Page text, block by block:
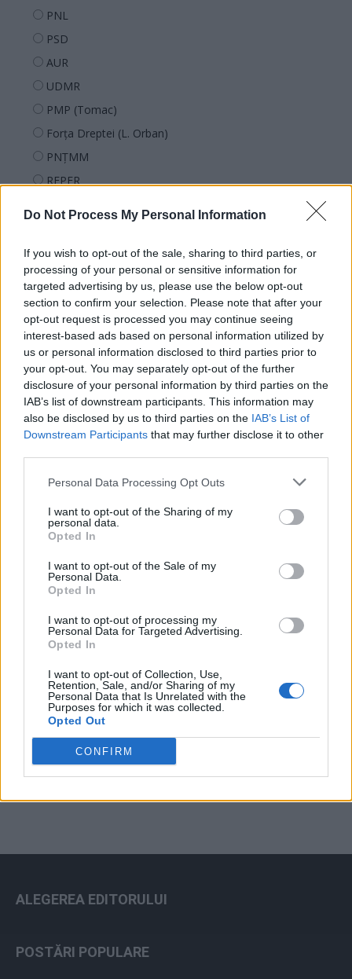
Do Not Process My Personal Information
If you wish to opt-out of the sale, sharing to third parties, or
processing of your personal or sensitive information for
targeted advertising by us, please use the below opt-out
section to confirm your selection. Please note that after your
opt-out request is processed you may continue seeing
interest-based ads based on personal information utilized by
us or personal information disclosed to third parties prior to
your opt-out. You may separately opt-out of the further
disclosure of your personal information by third parties on the
IAB’s list of downstream participants. This information may
also be disclosed by us to third parties on the IAB’s List of
Downstream Participants that may further disclose it to other
Personal Data Processing Opt Outs
I want to opt-out of the Sharing of my
personal data.
Opted In
I want to opt-out of the Sale of my
Personal Data.
Opted In
I want to opt-out of processing my
Personal Data for Targeted Advertising.
Opted In
I want to opt-out of Collection, Use,
Retention, Sale, and/or Sharing of my
Personal Data that Is Unrelated with the
Purposes for which it was collected.
Opted Out
CONFIRM
PNL
PSD
AUR
UDMR
PMP (Tomac)
Forța Dreptei (L. Orban)
PNȚMM
REPER
POT (Gavrilă)
PACE (Peia)
Acțiunea Conservatoare (Târziu)
PDF (Lazarus)
PUSL (D. Voiculescu)
PNȚCD (Pavelescu)
PNCR (Terheș)
Partidul Patrioților (Surugiu)
FAR (Coarnă)
România pe Primul Loc (Ponta)
Altul
Arhiva sondajelor
ad
ALEGEREA EDITORULUI
POSTĂRI POPULARE